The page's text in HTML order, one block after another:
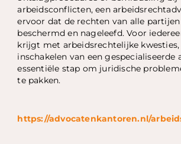
arbeidsconflicten, een
ervoor dat de rechten van alle
beschermd en nageleefd. Voor
krijgt met arbeidsrechtelijke kwesties,
inschakelen van een gespecialiseerde
essentiële stap om juridische
te pakken.
https://advocatenkantoren.nl/